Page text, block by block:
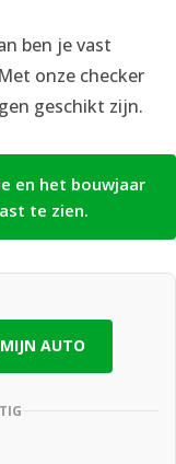
ben je vast
onze checker
geschikt zijn.
en het bouwjaar
te zien.
AUTO